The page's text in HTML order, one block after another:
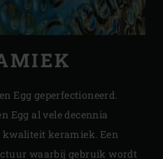
Egg geperfectioneerd.
Egg al vele decennia
kwaliteit keramiek. Een
waarbij gebruik wordt